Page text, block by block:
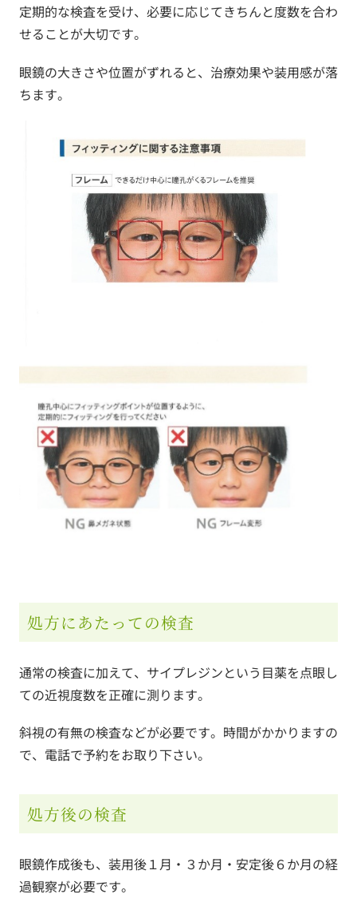
定期的な検査を受け、必要に応じてきちんと度数を合わ
せることが大切です。
眼鏡の大きさや位置がずれると、治療効果や装用感が落
ちます。
処方にあたっての検査
通常の検査に加えて、サイプレジンという目薬を点眼し
ての近視度数を正確に測ります。
斜視の有無の検査などが必要です。時間がかかりますの
で、電話で予約をお取り下さい。
処方後の検査
眼鏡作成後も、装用後１月・３か月・安定後６か月の経
過観察が必要です。